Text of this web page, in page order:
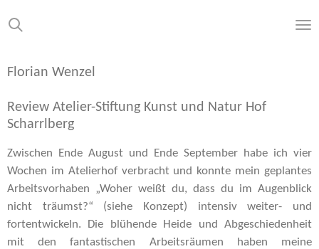
Zum
Hauptinhalt
Florian Wenzel
Review Atelier-Stiftung Kunst und Natur Hof
Scharrlberg
Zwischen Ende August und Ende September habe ich vier
Wochen im Atelierhof verbracht und konnte mein geplantes
Arbeitsvorhaben „Woher weißt du, dass du im Augenblick
nicht träumst?“ (siehe Konzept) intensiv weiter- und
fortentwickeln. Die blühende Heide und Abgeschiedenheit
mit den fantastischen Arbeitsräumen haben meine